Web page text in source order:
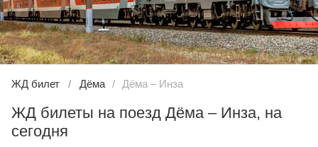
ЖД билет Дёма Дёма – Инза
ЖД билеты на поезд Дёма – Инза, на
сегодня